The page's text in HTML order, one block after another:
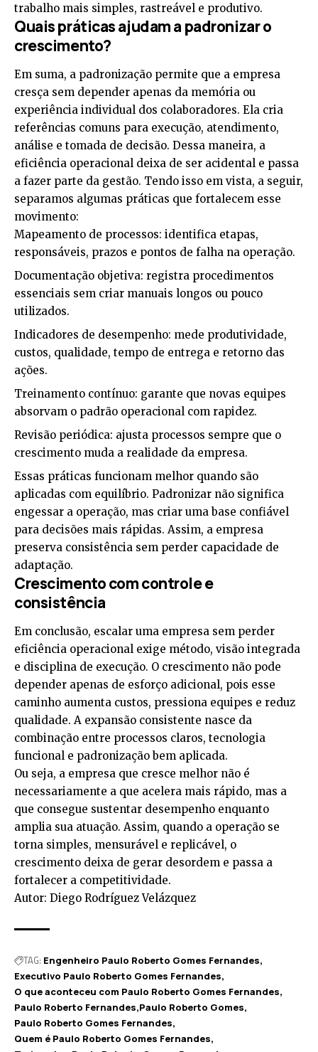
trabalho mais simples, rastreável e produtivo.
Quais práticas ajudam a padronizar o
crescimento?
Em suma, a padronização permite que a empresa
cresça sem depender apenas da memória ou
experiência individual dos colaboradores. Ela cria
referências comuns para execução, atendimento,
análise e tomada de decisão. Dessa maneira, a
eficiência operacional deixa de ser acidental e passa
a fazer parte da gestão. Tendo isso em vista, a seguir,
separamos algumas práticas que fortalecem esse
movimento:
Mapeamento de processos: identifica etapas,
responsáveis, prazos e pontos de falha na operação.
Documentação objetiva: registra procedimentos
essenciais sem criar manuais longos ou pouco
utilizados.
Indicadores de desempenho: mede produtividade,
custos, qualidade, tempo de entrega e retorno das
ações.
Treinamento contínuo: garante que novas equipes
absorvam o padrão operacional com rapidez.
Revisão periódica: ajusta processos sempre que o
crescimento muda a realidade da empresa.
Essas práticas funcionam melhor quando são
aplicadas com equilíbrio. Padronizar não significa
engessar a operação, mas criar uma base confiável
para decisões mais rápidas. Assim, a empresa
preserva consistência sem perder capacidade de
adaptação.
Crescimento com controle e
consistência
Em conclusão, escalar uma empresa sem perder
eficiência operacional exige método, visão integrada
e disciplina de execução. O crescimento não pode
depender apenas de esforço adicional, pois esse
caminho aumenta custos, pressiona equipes e reduz
qualidade. A expansão consistente nasce da
combinação entre processos claros, tecnologia
funcional e padronização bem aplicada.
Ou seja, a empresa que cresce melhor não é
necessariamente a que acelera mais rápido, mas a
que consegue sustentar desempenho enquanto
amplia sua atuação. Assim, quando a operação se
torna simples, mensurável e replicável, o
crescimento deixa de gerar desordem e passa a
fortalecer a competitividade.
Autor: Diego Rodríguez Velázquez
TAG: Engenheiro Paulo Roberto Gomes Fernandes
Executivo Paulo Roberto Gomes Fernandes
O que aconteceu com Paulo Roberto Gomes Fernandes
Paulo Roberto Fernandes Paulo Roberto Gomes
Paulo Roberto Gomes Fernandes
Quem é Paulo Roberto Gomes Fernandes